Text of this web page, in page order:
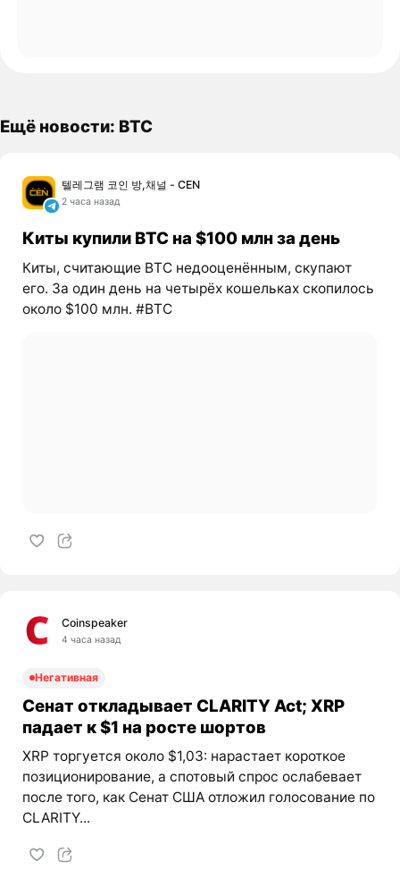
Ещё новости: BTC
텔레그램 코인 방,채널 - CEN
2 часа назад
Киты купили BTC на $100 млн за день
Киты, считающие BTC недооценённым, скупают
его. За один день на четырёх кошельках скопилось
около $100 млн. #BTC
Coinspeaker
4 часа назад
Негативная
Сенат откладывает CLARITY Act; XRP
падает к $1 на росте шортов
XRP торгуется около $1,03: нарастает короткое
позиционирование, а спотовый спрос ослабевает
после того, как Сенат США отложил голосование по
CLARITY...